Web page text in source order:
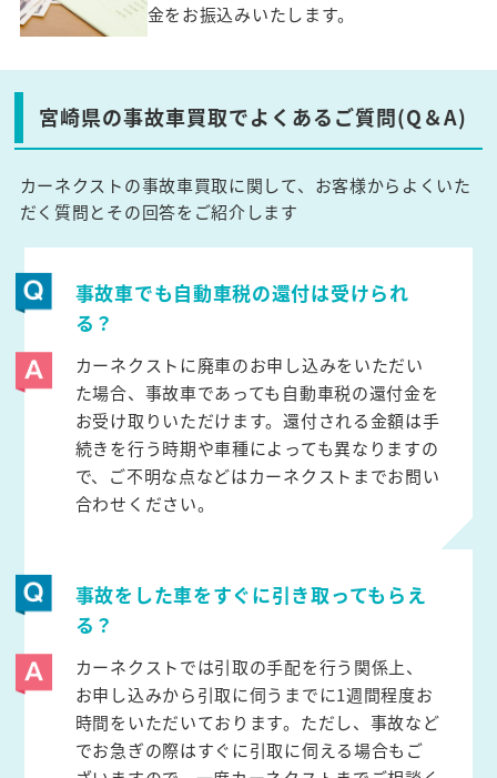
金をお振込みいたします。
宮崎県の事故車買取でよくあるご質問(Q＆A)
カーネクストの事故車買取に関して、お客様からよくいた
だく質問とその回答をご紹介します
事故車でも自動車税の還付は受けられ
る？
カーネクストに廃車のお申し込みをいただい
た場合、事故車であっても自動車税の還付金を
お受け取りいただけます。還付される金額は手
続きを行う時期や車種によっても異なりますの
で、ご不明な点などはカーネクストまでお問い
合わせください。
事故をした車をすぐに引き取ってもらえ
る？
カーネクストでは引取の手配を行う関係上、
お申し込みから引取に伺うまでに1週間程度お
時間をいただいております。ただし、事故など
でお急ぎの際はすぐに引取に伺える場合もご